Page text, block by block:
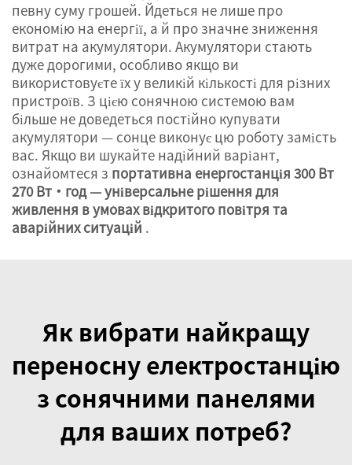
певну суму грошей. Йдеться не лише про
економію на енергії, а й про значне зниження
витрат на акумулятори. Акумулятори стають
дуже дорогими, особливо якщо ви
використовуєте їх у великій кількості для різних
пристроїв. З цією сонячною системою вам
більше не доведеться постійно купувати
акумулятори — сонце виконує цю роботу замість
вас. Якщо ви шукайте надійний варіант,
ознайомтеся з портативна енергостанція 300 Вт
270 Вт·год — універсальне рішення для
живлення в умовах відкритого повітря та
аварійних ситуацій .
Як вибрати найкращу
переносну електростанцію
з сонячними панелями
для ваших потреб?